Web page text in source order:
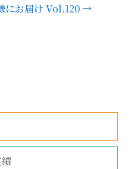
にお届け Vol.120→